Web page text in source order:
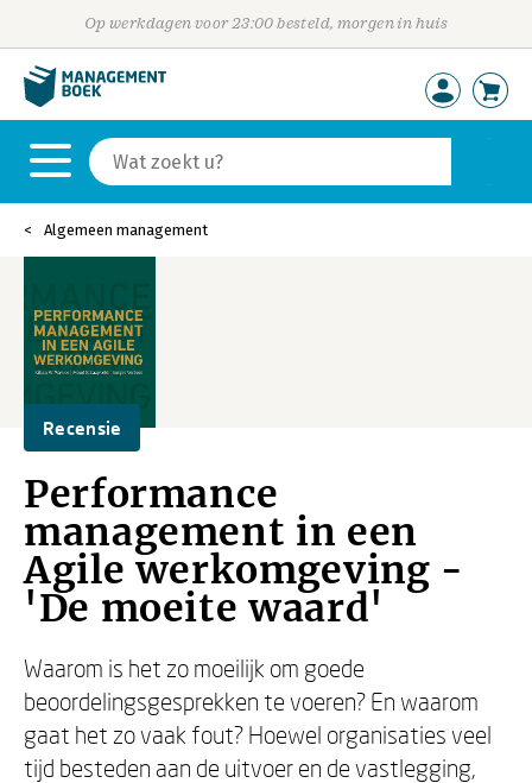
Op werkdagen voor 23:00 besteld, morgen in huis
Algemeen management
Recensie
Performance
management in een
Agile werkomgeving -
'De moeite waard'
Waarom is het zo moeilijk om goede
beoordelingsgesprekken te voeren? En waarom
gaat het zo vaak fout? Hoewel organisaties veel
tijd besteden aan de uitvoer en de vastlegging,